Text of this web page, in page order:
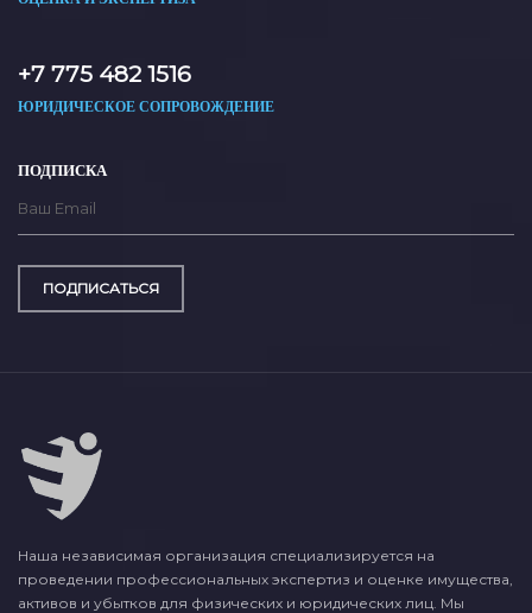
+7 775 482 1516
ЮРИДИЧЕСКОЕ СОПРОВОЖДЕНИЕ
ПОДПИСКА
ПОДПИСАТЬСЯ
Наша независимая организация специализируется на
проведении профессиональных экспертиз и оценке имущества,
активов и убытков для физических и юридических лиц. Мы